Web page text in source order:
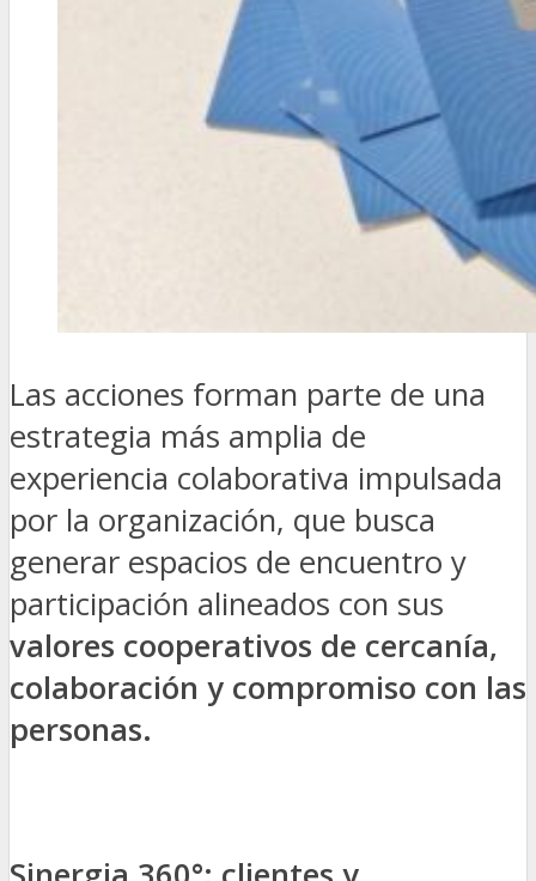
Las acciones forman parte de una
estrategia más amplia de
experiencia colaborativa impulsada
por la organización, que busca
generar espacios de encuentro y
participación alineados con sus
valores cooperativos de cercanía,
colaboración y compromiso con las
personas.